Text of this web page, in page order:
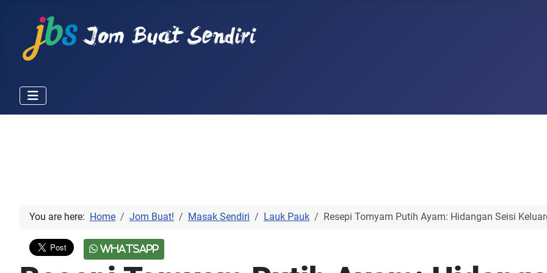
You are here: Home Jom Buat! Masak Sendiri Lauk Pauk Resepi Tomyam Putih Ayam: Hidangan Seisi
WhatsApp